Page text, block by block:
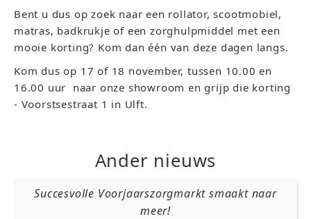
Bent u dus op zoek naar een rollator, scootmobiel,
matras, badkrukje of een zorghulpmiddel met een
mooie korting? Kom dan één van deze dagen langs.
Kom dus op 17 of 18 november, tussen 10.00 en
16.00 uur naar onze showroom en grijp die korting
- Voorstsestraat 1 in Ulft.
Ander nieuws
Succesvolle Voorjaarszorgmarkt smaakt naar
meer!